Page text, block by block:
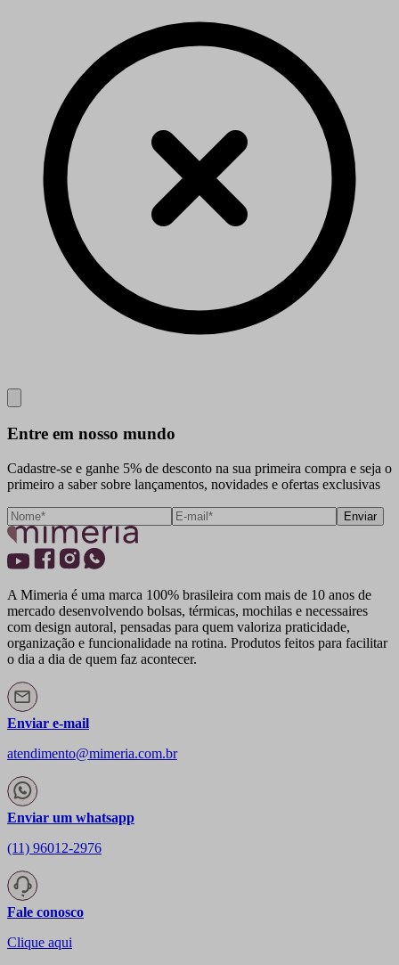
Entre em nosso mundo
Cadastre-se e ganhe 5% de desconto na sua primeira compra e seja o
primeiro a saber sobre lançamentos, novidades e ofertas exclusivas
Enviar
A Mimeria é uma marca 100% brasileira com mais de 10 anos de
mercado desenvolvendo bolsas, térmicas, mochilas e necessaires
com design autoral, pensadas para quem valoriza praticidade,
organização e funcionalidade na rotina. Produtos feitos para facilitar
o dia a dia de quem faz acontecer.
Enviar e-mail
atendimento@mimeria.com.br
Enviar um whatsapp
(11) 96012-2976
Fale conosco
Clique aqui